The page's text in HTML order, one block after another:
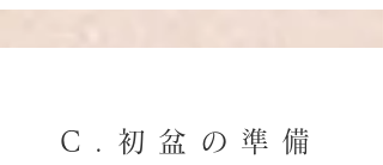
C.初盆の準備